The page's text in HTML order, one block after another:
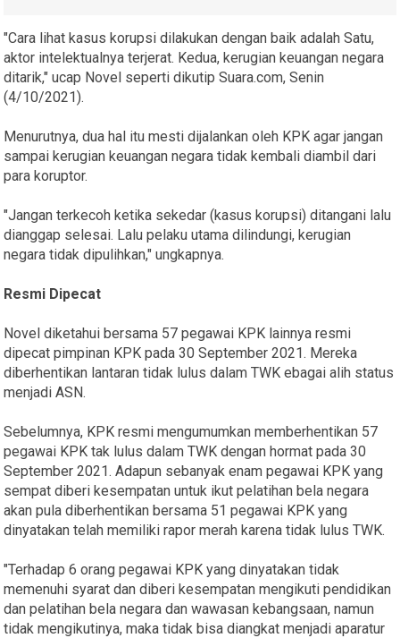
"Cara lihat kasus korupsi dilakukan dengan baik adalah Satu,
aktor intelektualnya terjerat. Kedua, kerugian keuangan negara
ditarik," ucap Novel seperti dikutip Suara.com, Senin
(4/10/2021).
Menurutnya, dua hal itu mesti dijalankan oleh KPK agar jangan
sampai kerugian keuangan negara tidak kembali diambil dari
para koruptor.
"Jangan terkecoh ketika sekedar (kasus korupsi) ditangani lalu
dianggap selesai. Lalu pelaku utama dilindungi, kerugian
negara tidak dipulihkan," ungkapnya.
Resmi Dipecat
Novel diketahui bersama 57 pegawai KPK lainnya resmi
dipecat pimpinan KPK pada 30 September 2021. Mereka
diberhentikan lantaran tidak lulus dalam TWK ebagai alih status
menjadi ASN.
Sebelumnya, KPK resmi mengumumkan memberhentikan 57
pegawai KPK tak lulus dalam TWK dengan hormat pada 30
September 2021. Adapun sebanyak enam pegawai KPK yang
sempat diberi kesempatan untuk ikut pelatihan bela negara
akan pula diberhentikan bersama 51 pegawai KPK yang
dinyatakan telah memiliki rapor merah karena tidak lulus TWK.
"Terhadap 6 orang pegawai KPK yang dinyatakan tidak
memenuhi syarat dan diberi kesempatan mengikuti pendidikan
dan pelatihan bela negara dan wawasan kebangsaan, namun
tidak mengikutinya, maka tidak bisa diangkat menjadi aparatur